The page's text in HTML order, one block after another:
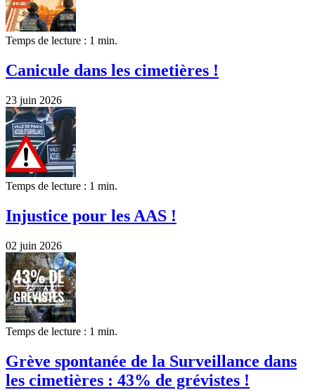
Temps de lecture : 1 min.
Canicule dans les cimetières !
23 juin 2026
Temps de lecture : 1 min.
Injustice pour les AAS !
02 juin 2026
Temps de lecture : 1 min.
Grève spontanée de la Surveillance dans
les cimetières : 43% de grévistes !